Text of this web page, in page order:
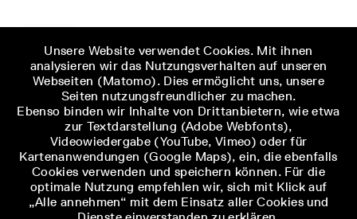
Unsere Website verwendet Cookies. Mit ihnen
analysieren wir das Nutzungsverhalten auf unseren
Webseiten (Matomo). Dies ermöglicht uns, unsere
Seiten nutzungsfreundlicher zu machen.
Ebenso binden wir Inhalte von Drittanbietern, wie etwa
zur Textdarstellung (Adobe Webfonts),
Videowiedergabe (YouTube, Vimeo) oder für
Kartenanwendungen (Google Maps), ein, die ebenfalls
Cookies verwenden und speichern können. Für die
optimale Nutzung empfehlen wir, sich mit Klick auf
„Alle annehmen“ mit dem Einsatz aller Cookies und